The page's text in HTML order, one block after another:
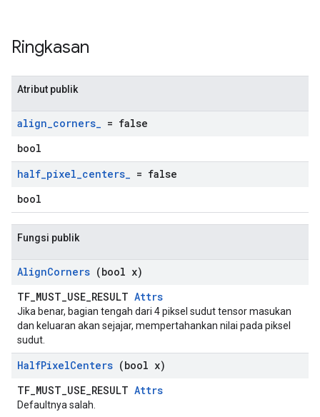
Ringkasan
Atribut publik
align_corners_ = false
bool
half_pixel_centers_ = false
bool
Fungsi publik
AlignCorners (bool x)
TF_MUST_USE_RESULT Attrs
Jika benar, bagian tengah dari 4 piksel sudut tensor masukan
dan keluaran akan sejajar, mempertahankan nilai pada piksel
sudut.
HalfPixelCenters (bool x)
TF_MUST_USE_RESULT Attrs
Defaultnya salah.